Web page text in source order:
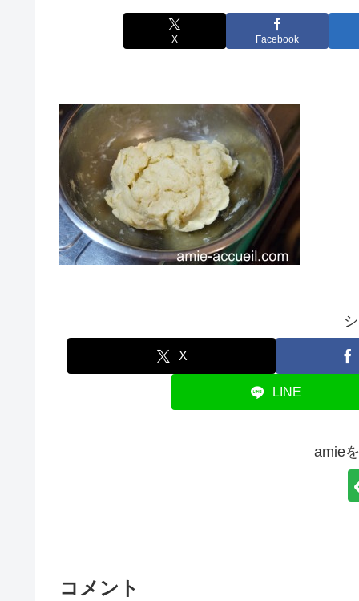
X Facebook
X
LINE
amie
コメント